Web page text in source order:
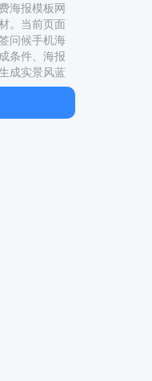
海报模板网
。当前页面
问候手机海
条件、海报
成实景风蓝
报。本海报
提供了二十